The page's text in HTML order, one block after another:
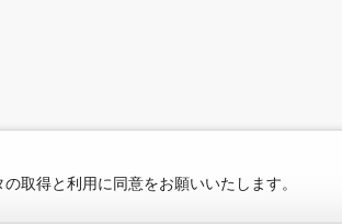
取得と利用に同意をお願いいたします。